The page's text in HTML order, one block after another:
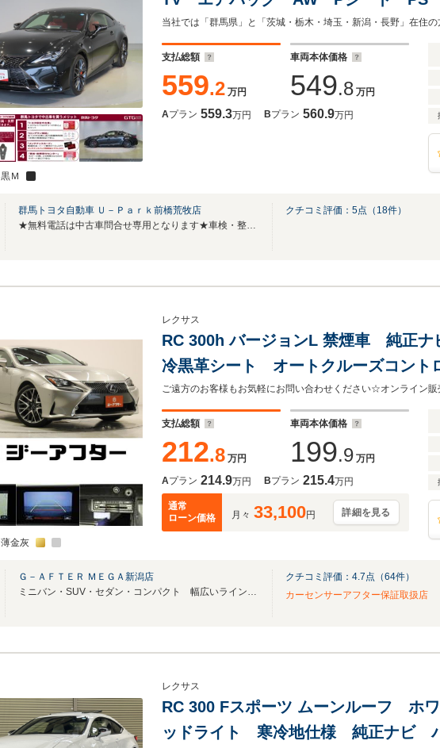
黒Ｍ
ッド ガラスSR 横滑り防止機能
当社では「群馬県」と「茨城・栃木・埼玉・新潟・長野」在住
支払総額
559.2 万円
車両本体価格
549.8 万円
Aプラン 559.3万円 Bプラン 560.9万円
群馬トヨタ自動車 Ｕ－Ｐａｒｋ前橋荒牧店
★無料電話は中古車問合せ専用となります★車検・整備などはTEL/027‐219-2800へ
クチコミ評価： 5点（ 18件）
薄金灰
レクサス
RC 300h バージョンL 禁煙車 純正
冷黒革シート オートクルーズコント
ー ステアリングヒーター LEDヘ
支払総額
212.8 万円
車両本体価格
199.9 万円
Aプラン 214.9万円 Bプラン 215.4万円
通常
ローン価格
月々 33,100円 詳細を見る
Ｇ－ＡＦＴＥＲ ＭＥＧＡ新潟店
ミニバン・SUV・セダン・コンパクト 幅広いラインナップ！
クチコミ評価： 4.7点（64件）
カーセンサーアフター保証取扱店
レクサス
RC 300 Fスポーツ ムーンルーフ ホ
ッドライト 寒冷地仕様 純正ナビ